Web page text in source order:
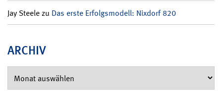
Jay Steelezu Das erste Erfolgsmodell: Nixdorf 820
ARCHIV